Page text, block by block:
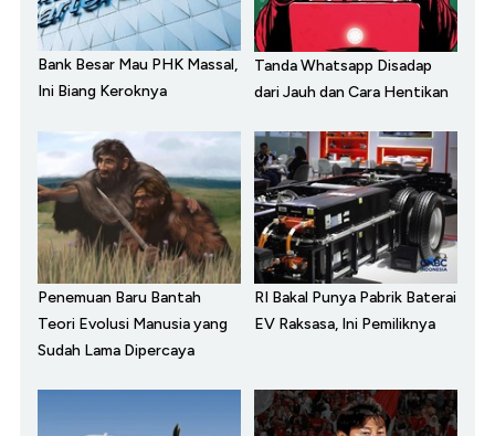
Bank Besar Mau PHK Massal,
Ini Biang Keroknya
Tanda Whatsapp Disadap
dari Jauh dan Cara Hentikan
Penemuan Baru Bantah
Teori Evolusi Manusia yang
Sudah Lama Dipercaya
RI Bakal Punya Pabrik Baterai
EV Raksasa, Ini Pemiliknya